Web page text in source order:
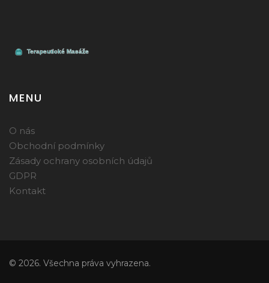
MENU
O nás
Obchodní podmínky
Zásady ochrany osobních údajů
GDPR
Kontakt
© 2026. Všechna práva vyhrazena.